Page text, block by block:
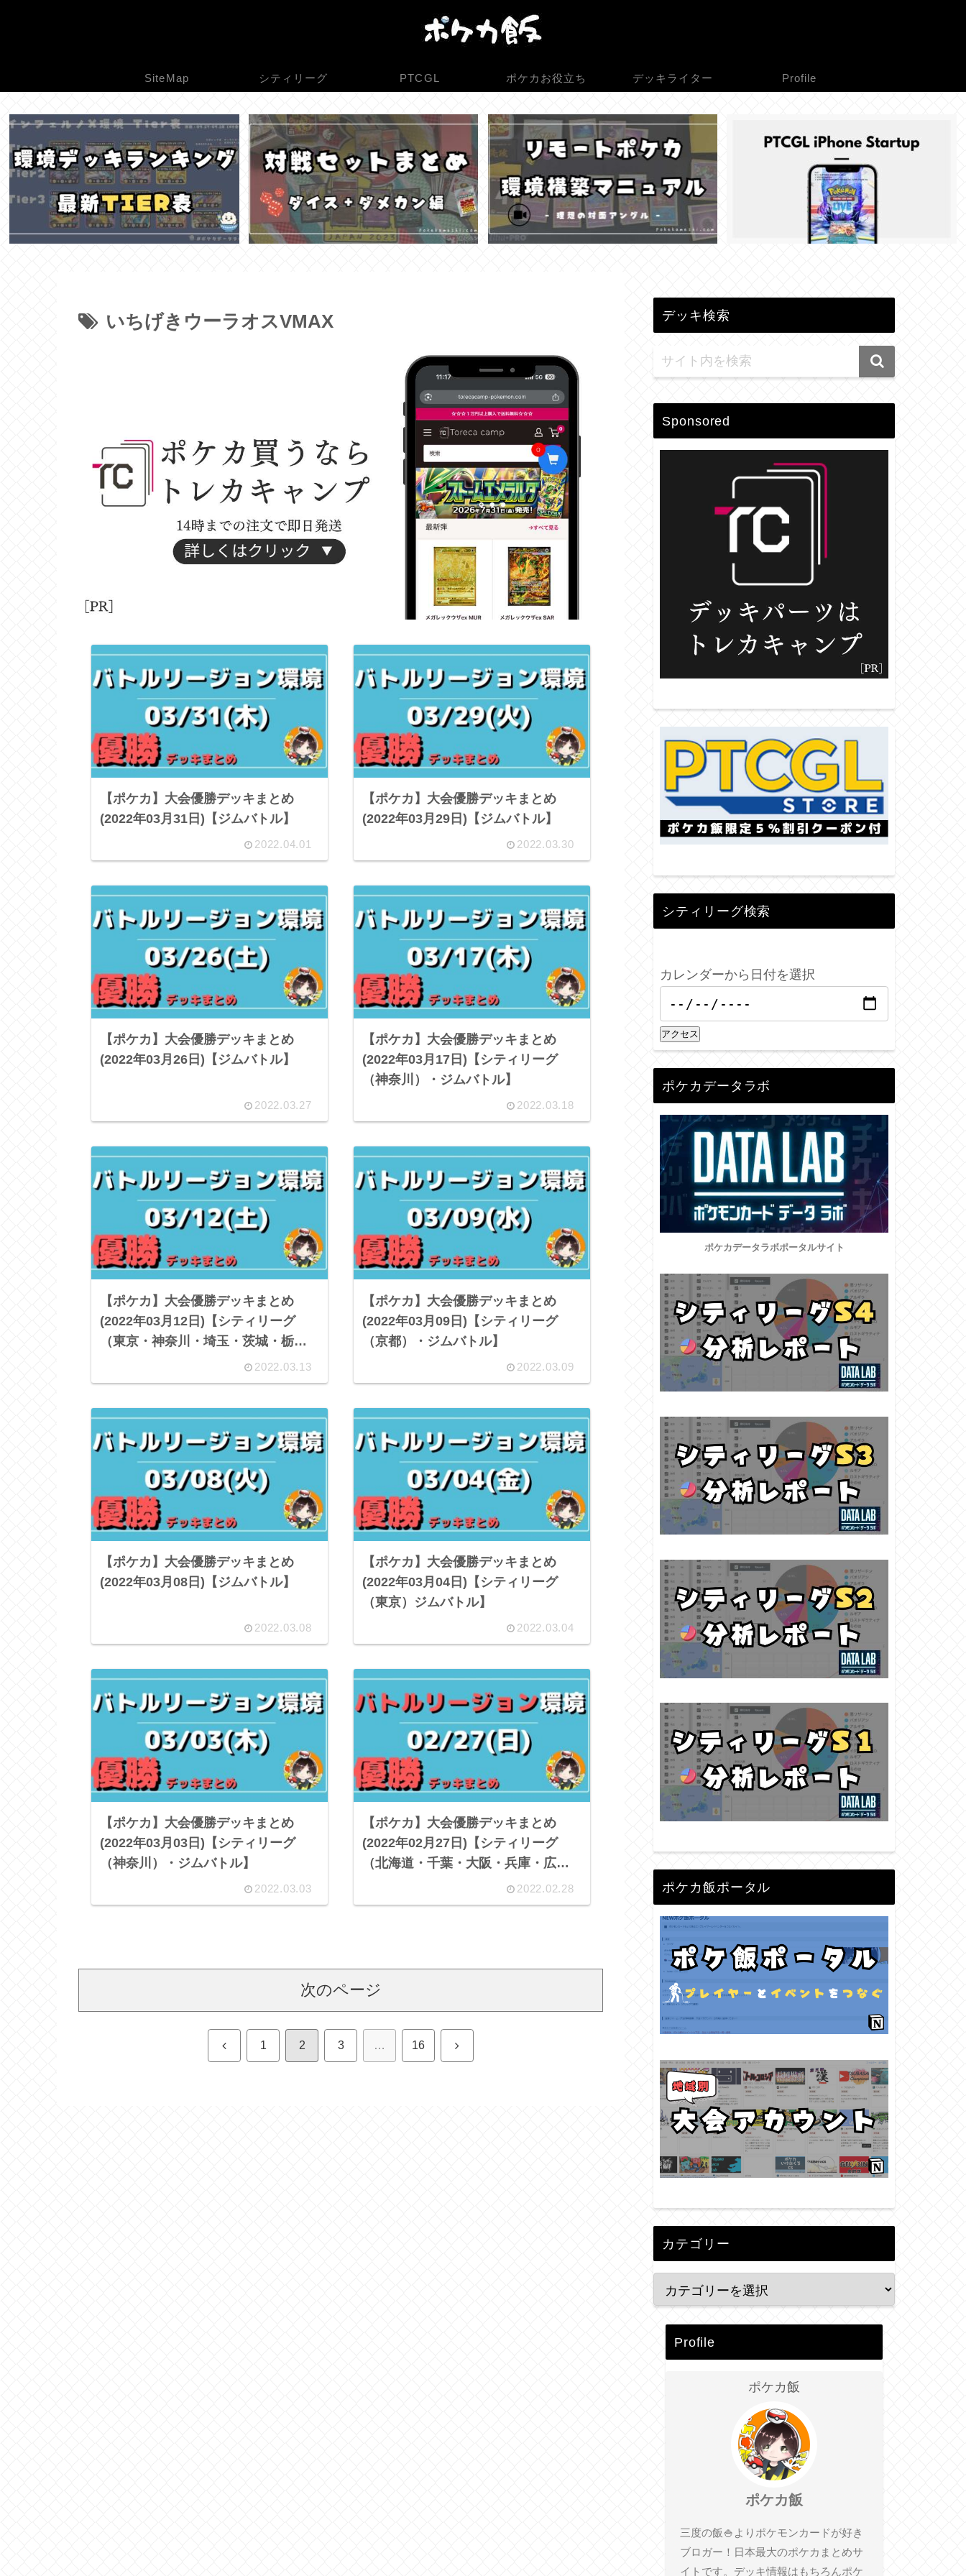
SiteMap シティリーグ PTCGL ポケカお役立ち デッキライター Profile
いちげきウーラオスVMAX
【ポケカ】大会優勝デッキまとめ
(2022年03月31日)【ジムバトル】
2022.04.01
【ポケカ】大会優勝デッキまとめ
(2022年03月29日)【ジムバトル】
2022.03.30
【ポケカ】大会優勝デッキまとめ
(2022年03月26日)【ジムバトル】
2022.03.27
【ポケカ】大会優勝デッキまとめ
(2022年03月17日)【シティリーグ
（神奈川）・ジムバトル】
2022.03.18
【ポケカ】大会優勝デッキまとめ
(2022年03月12日)【シティリーグ
（東京・神奈川・埼玉・茨城・栃
木・愛知・岐阜）・ジムバトル】
2022.03.13
【ポケカ】大会優勝デッキまとめ
(2022年03月09日)【シティリーグ
（京都）・ジムバトル】
2022.03.09
【ポケカ】大会優勝デッキまとめ
(2022年03月08日)【ジムバトル】
2022.03.08
【ポケカ】大会優勝デッキまとめ
(2022年03月04日)【シティリーグ
（東京）ジムバトル】
2022.03.04
【ポケカ】大会優勝デッキまとめ
(2022年03月03日)【シティリーグ
（神奈川）・ジムバトル】
2022.03.03
【ポケカ】大会優勝デッキまとめ
(2022年02月27日)【シティリーグ
（北海道・千葉・大阪・兵庫・広
島・徳島・宮崎）・ジムバトル】
2022.02.28
次のページ
前 1 2 3 … 16 次
デッキ検索
Sponsored
シティリーグ検索
カレンダーから日付を選択
アクセス
ポケカデータラボ
ポケカデータラボポータルサイト
ポケカ飯ポータル
カテゴリー
Profile
ポケカ飯
ポケカ飯
三度の飯🍚よりポケモンカードが好き
ブロガー！日本最大のポケカまとめサ
イトです。デッキ情報はもちろんポケ